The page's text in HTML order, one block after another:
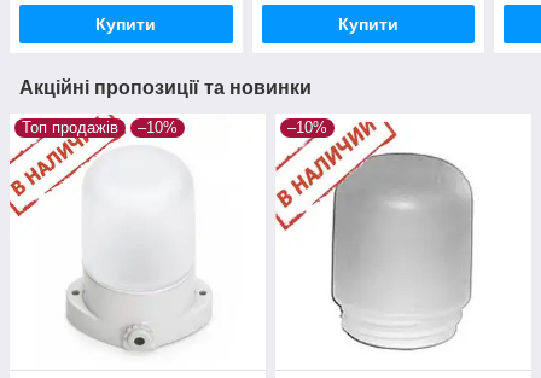
Купити Купити
Акційні пропозиції та новинки
Топ продажів –10% –10%